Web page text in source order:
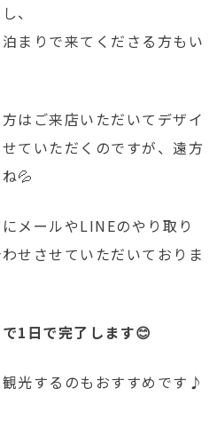
、
まりで来てくださる方もい
はご来店いただいてデザイ
ていただくのですが、遠方
💦
メールやLINEのやり取り
せさせていただいておりま
1日で完了します😊
光するのもおすすめです♪